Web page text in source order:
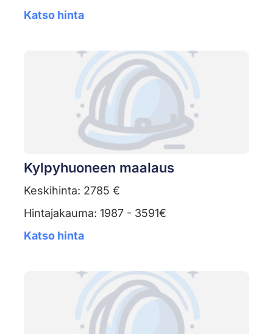
Katso hinta
Kylpyhuoneen maalaus
Keskihinta: 2785 €
Hintajakauma: 1987 - 3591€
Katso hinta